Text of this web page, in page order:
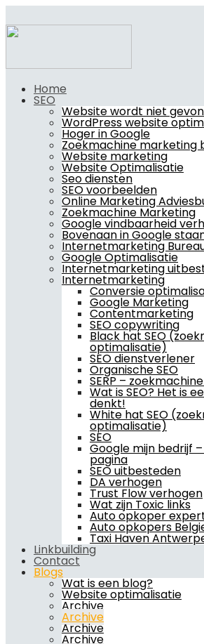
Home
SEO
Website wordt niet
WordPress website
Hoger in Google
Zoekmachine marketing
Website marketing
Website Optimalisatie
Seo diensten
SEO voorbeelden
Online Marketing
Zoekmachine Marketing
Google vindbaarheid
Bovenaan in Google
Internetmarketing
Google Optimalisatie
Internetmarketing
Internetmarketing
Conversie
Google Marketing
Contentmarketing
SEO copywriting
Black hat SEO
optimalisatie)
SEO dienstverlener
Organische SEO
SERP –
Wat is SEO? Het is
denkt!
White hat SEO
optimalisatie)
SEO
Google mijn bedrijf
pagina
SEO uitbesteden
DA verhogen
Trust Flow verhogen
Wat zijn Toxic links
Auto opkoper
Auto opkopers
Taxi Haven
Linkbuilding
Contact
Blogs
Wat is een blog?
Website optimalisatie
Archive
Archive
Archive
Archive